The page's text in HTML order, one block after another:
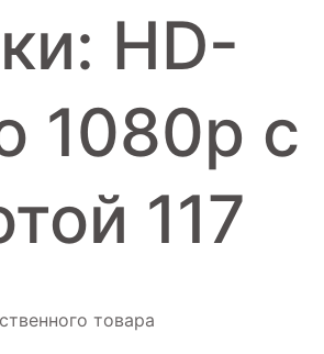
HD-
1080р c
117
товара